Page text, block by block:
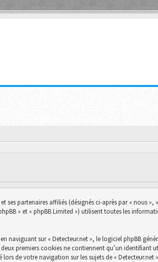
partenaires affiliés (désignés ci-après par « nous »,
» et « phpBB Limited ») utilisent toutes les
naviguant sur « Detecteur.net », le logiciel phpBB
premiers cookies ne contiennent qu’un identifiant
de votre navigation sur les sujets de «